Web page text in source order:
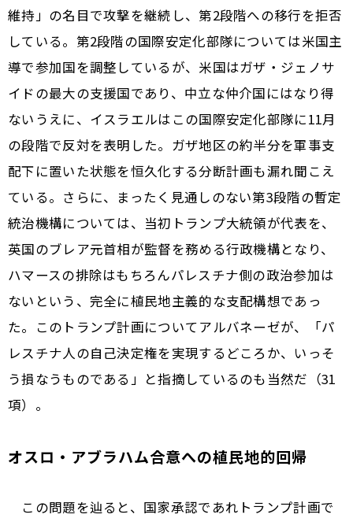
維持」の名目で攻撃を継続し、第2段階への移行を拒否
している。第2段階の国際安定化部隊については米国主
導で参加国を調整しているが、米国はガザ・ジェノサ
イドの最大の支援国であり、中立な仲介国にはなり得
ないうえに、イスラエルはこの国際安定化部隊に11月
の段階で反対を表明した。ガザ地区の約半分を軍事支
配下に置いた状態を恒久化する分断計画も漏れ聞こえ
ている。さらに、まったく見通しのない第3段階の暫定
統治機構については、当初トランプ大統領が代表を、
英国のブレア元首相が監督を務める行政機構となり、
ハマースの排除はもちろんパレスチナ側の政治参加は
ないという、完全に植民地主義的な支配構想であっ
た。このトランプ計画についてアルバネーゼが、「パ
レスチナ人の自己決定権を実現するどころか、いっそ
う損なうものである」と指摘しているのも当然だ（31
項）。
オスロ・アブラハム合意への植民地的回帰
この問題を辿ると、国家承認であれトランプ計画で